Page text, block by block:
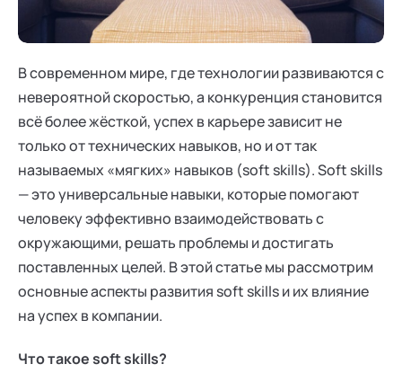
В современном мире, где технологии развиваются с
невероятной скоростью, а конкуренция становится
всё более жёсткой, успех в карьере зависит не
только от технических навыков, но и от так
называемых «мягких» навыков (soft skills). Soft skills
— это универсальные навыки, которые помогают
человеку эффективно взаимодействовать с
окружающими, решать проблемы и достигать
поставленных целей. В этой статье мы рассмотрим
основные аспекты развития soft skills и их влияние
на успех в компании.
Что такое soft skills?
Профессионалам
Поддержка
Режим работы и тп